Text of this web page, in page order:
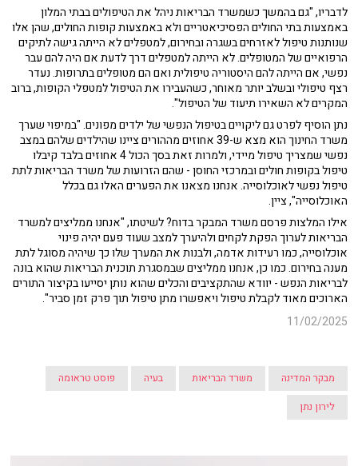
לדבריו, "גם בהמשך כשמשרד הבריאות ניהל את הטיפולים בבתי המלון
באמצעות בתי החולים הפסיכיאטריים ולא באמצעות קופות החולים, שהן אלו
שנותנות טיפול לאזרחים בשגרה ובחירום, למטפלים לא הייתה גישה לתיקים
הרפואיים של המטופלים. לא הייתה למטפלים דרך לדעת אם היה להם עבר
נפשי, אם הייתה להם היסטוריה טיפולית ואם הם מטופלים בתרופות. נעדר
רצף טיפולי ובשלב יותר מאוחר, כשהעבירו את הטיפול למטפלי הקופות, ברוב
המקרים לא השאירו תיעוד של הטיפול".
נתן הוסיף לפרט גם ליקויים בטיפול הנפשי של ילדים מפונים. "במיפוי שערך
משרד החינוך הוא מצא ש-39 אחוזים מההורים ציינו שהילדים שלהם במצב
נפשי שמצריך טיפול מיידי, ולמרות זאת בסך הכול 4 אחוזים בלבד קיבלו
טיפול בקופות חולים ובמרכזי החוסן - שהם הזרועות של משרד הבריאות לתת
טיפול נפשי לאוכלוסייה. אנחנו מצאנו את הפערים האלו גם בכלל
האוכלוסייה", ציין.
אילו המלצות פרסם משרד המבקר בדוח? לשיטתו, "אנחנו ממליצים למשרד
הבריאות לערוך הפקת לקחים ולהיערך למצב שעוד פעם יהיה פינוי
אוכלוסייה, כמו רעידות אדמה, ולבנות את המערך שלו כך שיהיה מסוגל לתת
מענה בחירום. כמו כן, אנחנו ממליצים שבמסגרת תוכנית הבריאות שהוא בונה
לבריאות הנפש - יוודא שהתקציבים והכלים שהוא נותן יסייעו בקיצור התורים
הארוכים מאוד לקבלת טיפול ויאפשרו מתן טיפול תוך פרק זמן סביר".
11/02/2025
מבקר המדינה משרד הבריאות בעיה
פוסט טראומה
לירון נתן